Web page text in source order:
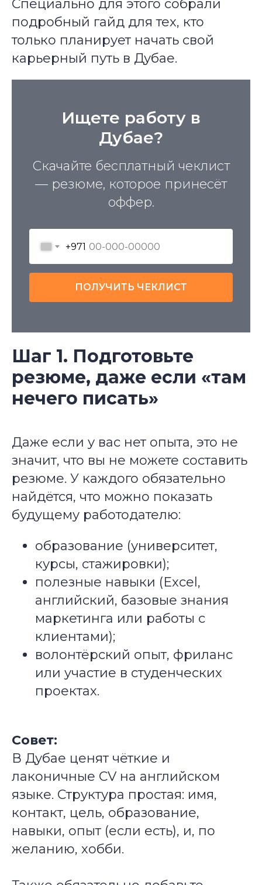
Специально для этого собрали
подробный гайд для тех, кто
только планирует начать свой
карьерный путь в Дубае.
Ищете работу в
Дубае?
Скачайте бесплатный чеклист
— резюме, которое принесёт
оффер.
+971
ПОЛУЧИТЬ ЧЕКЛИСТ
Шаг 1. Подготовьте
резюме, даже если «там
нечего писать»
Даже если у вас нет опыта, это не
значит, что вы не можете составить
резюме. У каждого обязательно
найдётся, что можно показать
будущему работодателю:
образование (университет,
курсы, стажировки);
полезные навыки (Excel,
английский, базовые знания
маркетинга или работы с
клиентами);
волонтёрский опыт, фриланс
или участие в студенческих
проектах.
Совет:
В Дубае ценят чёткие и
лаконичные CV на английском
языке. Структура простая: имя,
контакт, цель, образование,
навыки, опыт (если есть), и, по
желанию, хобби.